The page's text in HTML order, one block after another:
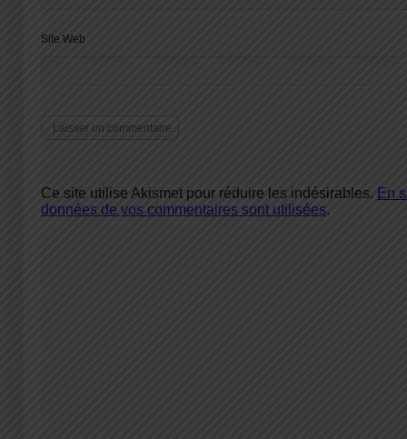
Site Web
Ce site utilise Akismet pour réduire les indésirables. En
données de vos commentaires sont utilisées.